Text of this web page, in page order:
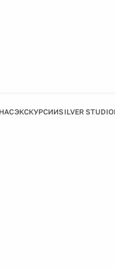
ЭКСКУРСИИSILVER STUDIO